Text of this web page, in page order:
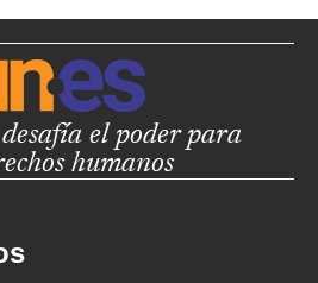
el poder para
humanos